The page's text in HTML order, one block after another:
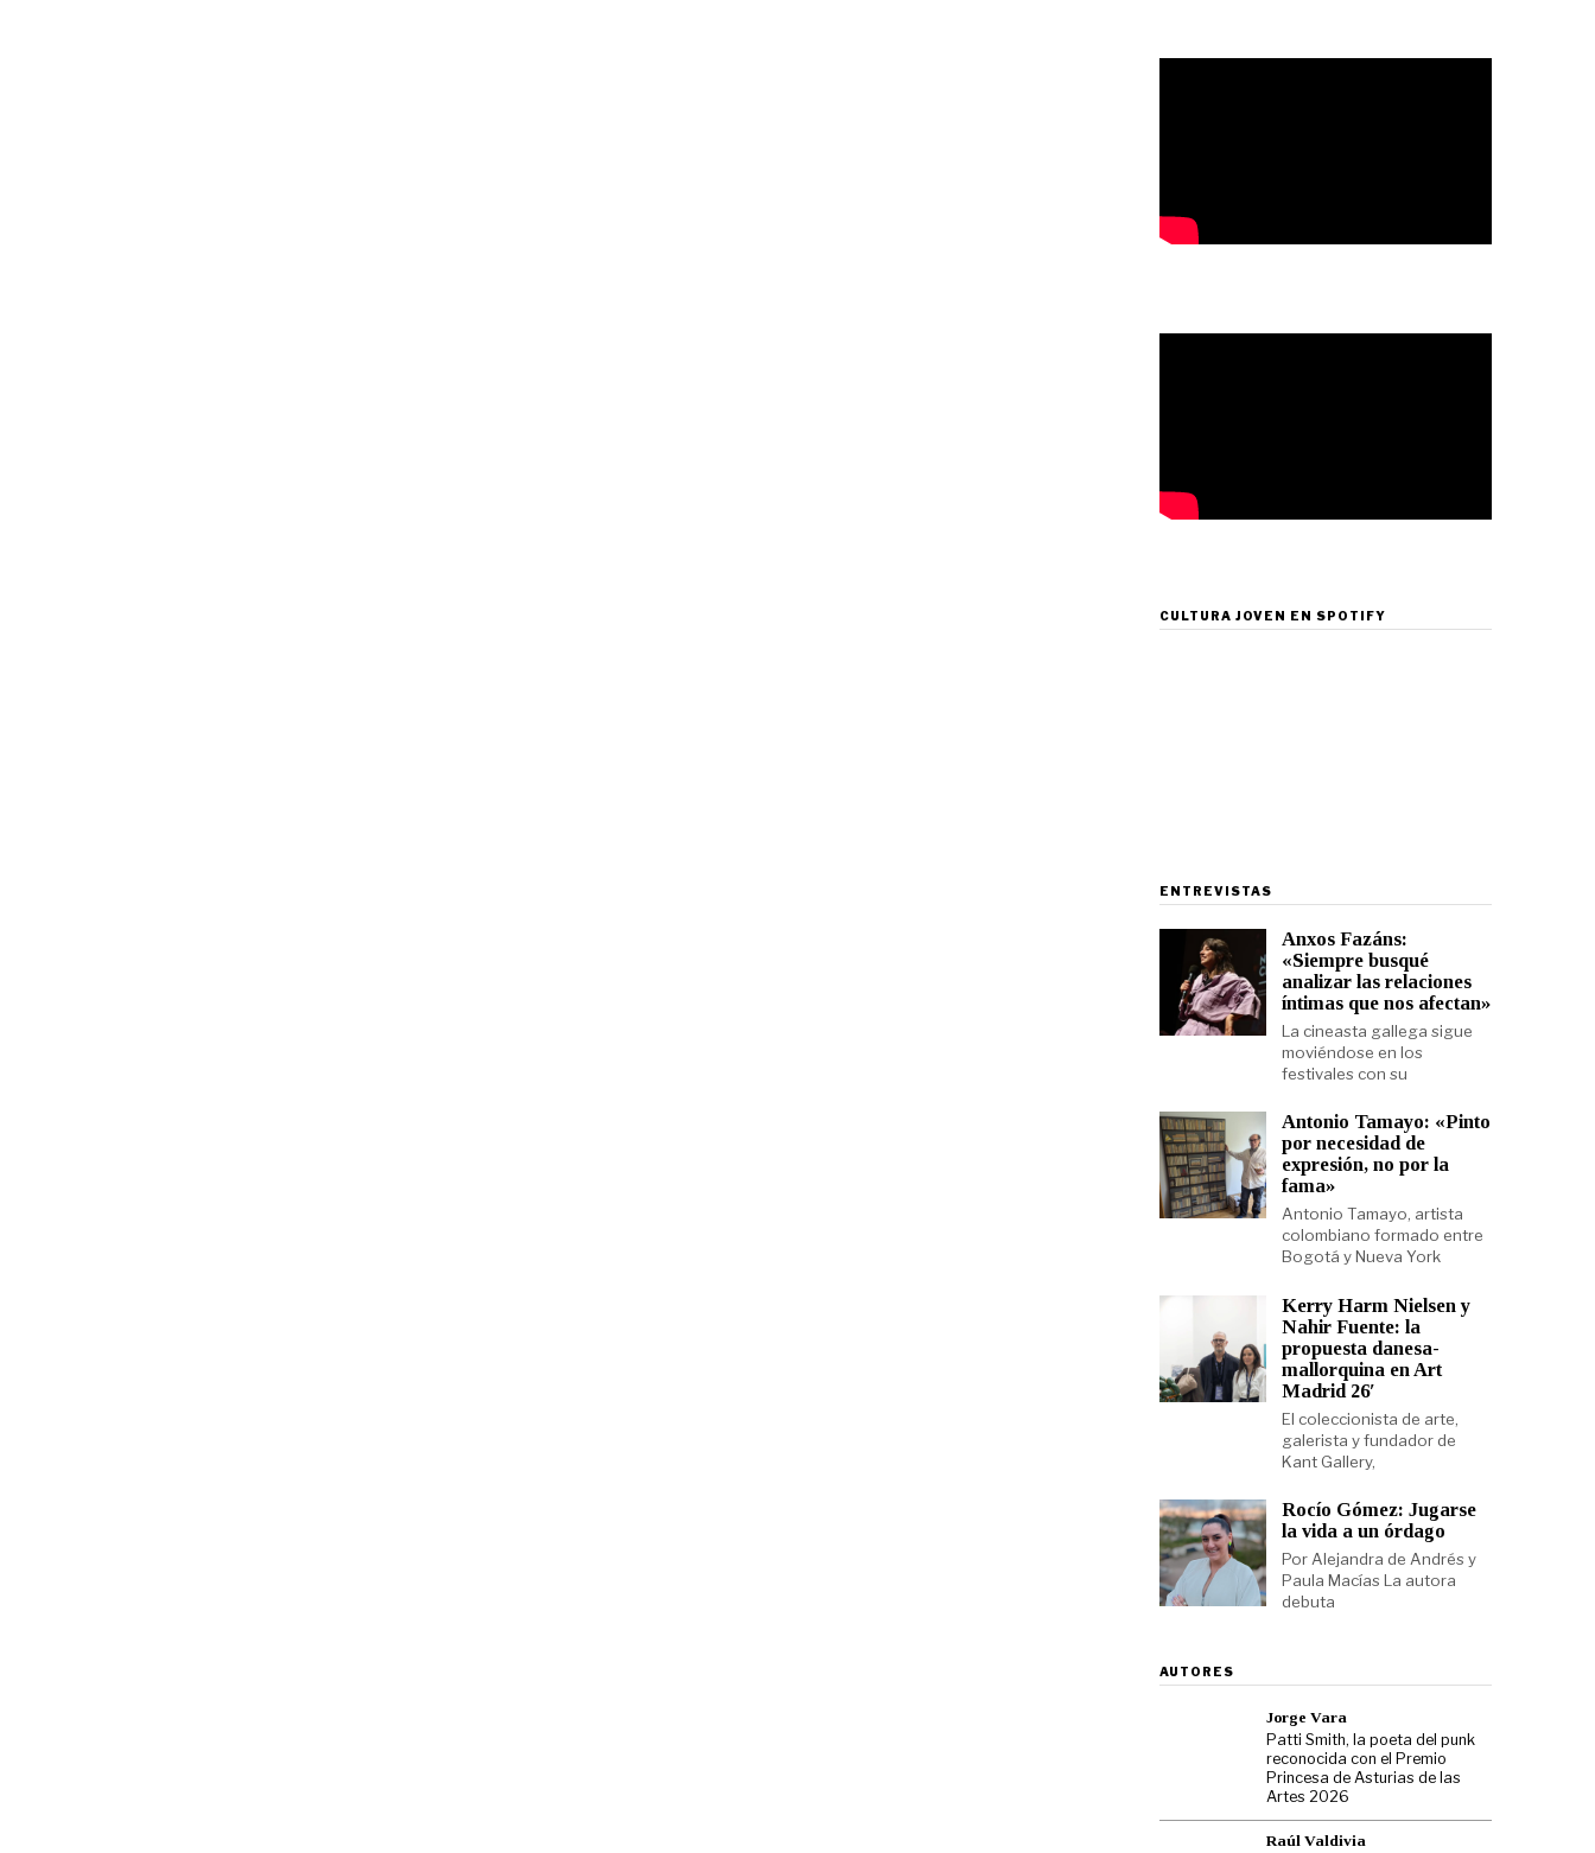
CULTURA JOVEN EN SPOTIFY
ENTREVISTAS
Anxos Fazáns:
«Siempre busqué
analizar las relaciones
íntimas que nos afectan»
La cineasta gallega sigue
moviéndose en los
festivales con su
Antonio Tamayo: «Pinto
por necesidad de
expresión, no por la
fama»
Antonio Tamayo, artista
colombiano formado entre
Bogotá y Nueva York
Kerry Harm Nielsen y
Nahir Fuente: la
propuesta danesa-
mallorquina en Art
Madrid 26′
El coleccionista de arte,
galerista y fundador de
Kant Gallery,
Rocío Gómez: Jugarse
la vida a un órdago
Por Alejandra de Andrés y
Paula Macías La autora
debuta
AUTORES
Jorge Vara
Patti Smith, la poeta del punk
reconocida con el Premio
Princesa de Asturias de las
Artes 2026
Raúl Valdivia